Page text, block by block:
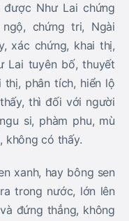
Như Lai chứng
chứng tri, Ngài
xác chứng, khai thị,
Lai tuyên bố, thuyết
thị, phân tích, hiển lộ
thì đối với người
si, phàm phu, mù
không có thấy.
xanh, hay bông sen
trong nước, lớn lên
đứng thẳng, không